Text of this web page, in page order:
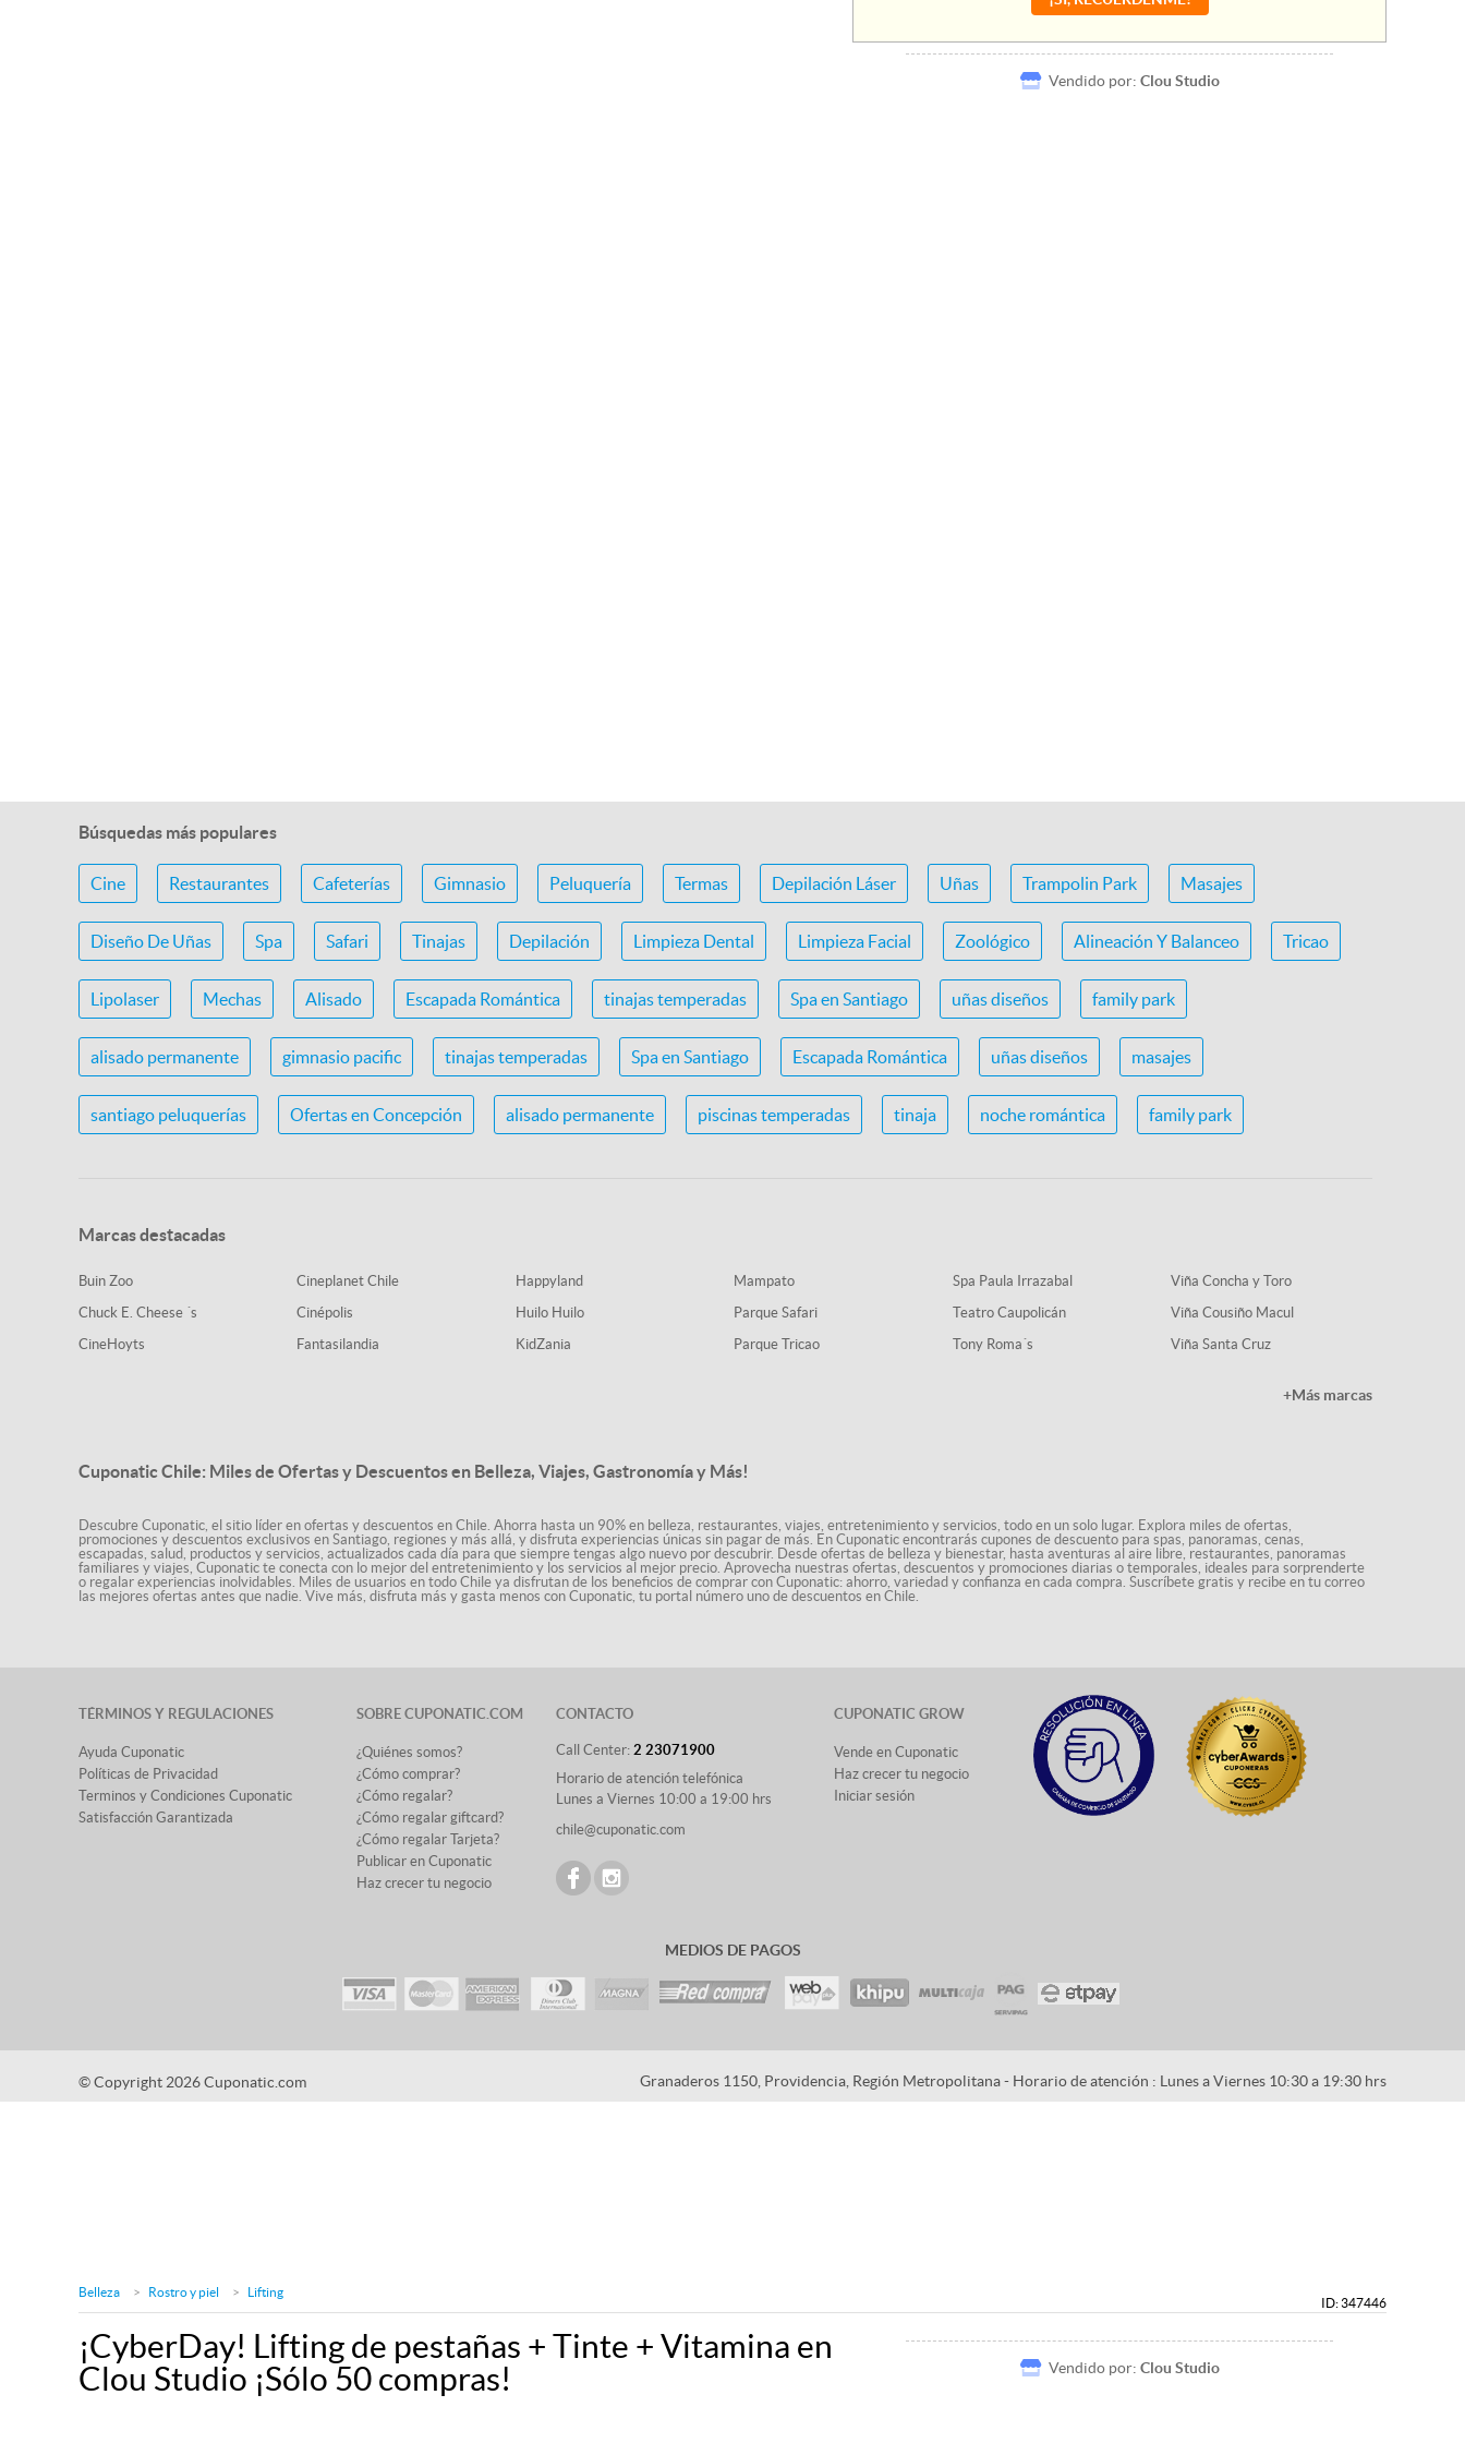
Vendido por: Clou Studio
Búsquedas más populares
Cine Restaurantes Cafeterías Gimnasio Peluquería Termas Depilación Láser Uñas Trampolin Park Masajes
Diseño De Uñas Spa Safari Tinajas Depilación Limpieza Dental Limpieza Facial Zoológico Alineación Y Balanceo Tricao
Lipolaser Mechas Alisado Escapada Romántica tinajas temperadas Spa en Santiago uñas diseños family park
alisado permanente gimnasio pacific tinajas temperadas Spa en Santiago Escapada Romántica uñas diseños masajes
santiago peluquerías Ofertas en Concepción alisado permanente piscinas temperadas tinaja noche romántica family park
Marcas destacadas
Buin Zoo
Chuck E. Cheese ´s
CineHoyts
Cineplanet Chile
Cinépolis
Fantasilandia
Happyland
Huilo Huilo
KidZania
Mampato
Parque Safari
Parque Tricao
Spa Paula Irrazabal
Teatro Caupolicán
Tony Roma´s
Viña Concha y Toro
Viña Cousiño Macul
Viña Santa Cruz
+Más marcas
Cuponatic Chile: Miles de Ofertas y Descuentos en Belleza, Viajes, Gastronomía y Más!
Descubre Cuponatic, el sitio líder en ofertas y descuentos en Chile. Ahorra hasta un 90% en belleza, restaurantes, viajes, entretenimiento y servicios, todo en un solo lugar. Explora miles de ofertas,
promociones y descuentos exclusivos en Santiago, regiones y más allá, y disfruta experiencias únicas sin pagar de más. En Cuponatic encontrarás cupones de descuento para spas, panoramas, cenas,
escapadas, salud, productos y servicios, actualizados cada día para que siempre tengas algo nuevo por descubrir. Desde ofertas de belleza y bienestar, hasta aventuras al aire libre, restaurantes, panoramas
familiares y viajes, Cuponatic te conecta con lo mejor del entretenimiento y los servicios al mejor precio. Aprovecha nuestras ofertas, descuentos y promociones diarias o temporales, ideales para sorprenderte
o regalar experiencias inolvidables. Miles de usuarios en todo Chile ya disfrutan de los beneficios de comprar con Cuponatic: ahorro, variedad y confianza en cada compra. Suscríbete gratis y recibe en tu correo
las mejores ofertas antes que nadie. Vive más, disfruta más y gasta menos con Cuponatic, tu portal número uno de descuentos en Chile.
TÉRMINOS Y REGULACIONES
Ayuda Cuponatic
Políticas de Privacidad
Terminos y Condiciones Cuponatic
Satisfacción Garantizada
SOBRE CUPONATIC.COM
¿Quiénes somos?
¿Cómo comprar?
¿Cómo regalar?
¿Cómo regalar giftcard?
¿Cómo regalar Tarjeta?
Publicar en Cuponatic
Haz crecer tu negocio
CONTACTO
Call Center: 2 23071900
Horario de atención telefónica
Lunes a Viernes 10:00 a 19:00 hrs
chile@cuponatic.com
CUPONATIC GROW
Vende en Cuponatic
Haz crecer tu negocio
Iniciar sesión
MEDIOS DE PAGOS
© Copyright 2026 Cuponatic.com Granaderos 1150, Providencia, Región Metropolitana - Horario de atención : Lunes a Viernes 10:30 a 19:30 hrs
Belleza Rostro y piel Lifting
ID: 347446
¡CyberDay! Lifting de pestañas + Tinte + Vitamina en
Clou Studio ¡Sólo 50 compras!
Vendido por: Clou Studio